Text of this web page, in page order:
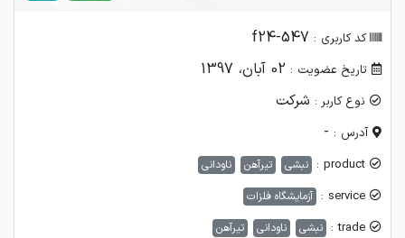
کد کاربری : f24-547
تاریخ عضویت : 02 آبان، 1397
نوع کاربر : شرکت
آدرس :
product : نبشی تیرآهن ناودانی
service : آزمایشگاه فلزات
trade : نبشی ناودانی تیرآهن